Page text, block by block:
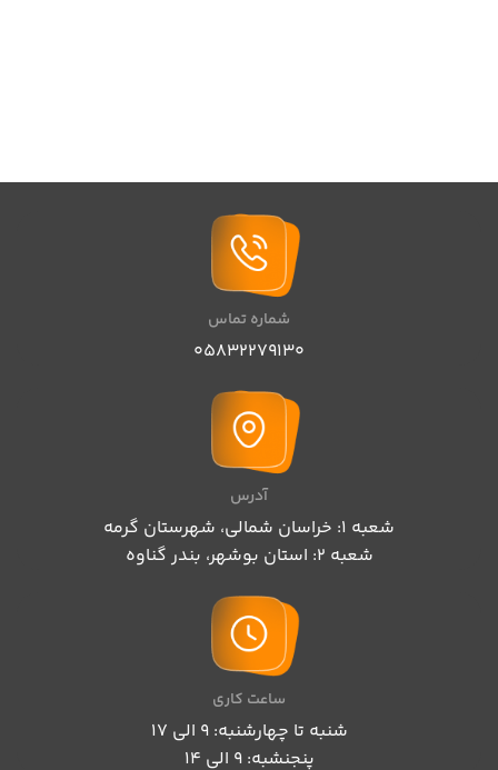
شماره تماس
05832279130
آدرس
شعبه 1: خراسان شمالی، شهرستان گرمه
شعبه 2: استان بوشهر، بندر گناوه
ساعت کاری
شنبه تا چهارشنبه: 9 الی 17
پنجنشبه: 9 الی 14